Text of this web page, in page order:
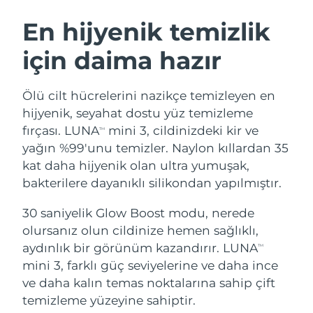
En hijyenik temizlik
için daima hazır
Ölü cilt hücrelerini nazikçe temizleyen en
hijyenik, seyahat dostu yüz temizleme
fırçası. LUNATM
mini 3, cildinizdeki kir ve
yağın %99'unu temizler. Naylon kıllardan 35
kat daha hijyenik olan ultra yumuşak,
bakterilere dayanıklı silikondan yapılmıştır.
30 saniyelik Glow Boost modu, nerede
olursanız olun cildinize hemen sağlıklı,
aydınlık bir görünüm kazandırır. LUNATM
mini 3, farklı güç seviyelerine ve daha ince
ve daha kalın temas noktalarına sahip çift
temizleme yüzeyine sahiptir.
LUNA™ 4 seti
Anti-aging massage
LUNA™ 4 Plus
LUNA™ 4 Men
For men, anti-aging massage
BEAR™ 2 seti
Microcurrent toning
BEAR™ 2 go
BEAR™ 2 eyes & lips
Microcurrent line smoothing device
Nemlendirme
UFO™ 3 seti
Deep facial hydration
UFO™ 3 LED
Near-infrared and red light therapy
device
Ağız bakımı
issa™ 4
Hybrid silicone sonic toothbrush
issa™ 4 plus
Smart hybrid silicone sonic toothbrush
FAQ™ YAŞLANMA KARŞITI BAKIM
Yaşlanma karşıtı LED bakım
Avusturya Tahmini teslim tarihi 8/10/26
Bahreyn Tahmini teslim tarihi
Belçika Tahmini teslim tarihi 8/10/26
Bermuda Tahmini teslim tarihi8/16/26
Bosna-Hersek Tahmini teslim tarihi
Bulgaristan Tahmini teslim tarihi8/10/26
Kanada Tahmini teslim tarihi8/14/26
Şili Tahmini teslim tarihi